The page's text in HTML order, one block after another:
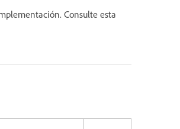
Consulte esta